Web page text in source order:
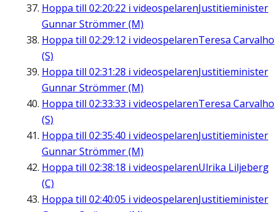
Hoppa till 02:20:22 i videospelarenJustitieminister
Gunnar Strömmer (M)
Hoppa till 02:29:12 i videospelarenTeresa Carvalho
(S)
Hoppa till 02:31:28 i videospelarenJustitieminister
Gunnar Strömmer (M)
Hoppa till 02:33:33 i videospelarenTeresa Carvalho
(S)
Hoppa till 02:35:40 i videospelarenJustitieminister
Gunnar Strömmer (M)
Hoppa till 02:38:18 i videospelarenUlrika Liljeberg
(C)
Hoppa till 02:40:05 i videospelarenJustitieminister